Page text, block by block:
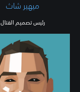
ميهير شاث
رئيس تصميم القتال